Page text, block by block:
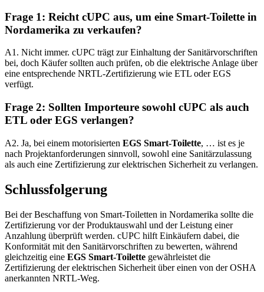
Frage 1: Reicht cUPC aus, um eine Smart-Toilette in
Nordamerika zu verkaufen?
A1. Nicht immer. cUPC trägt zur Einhaltung der Sanitärvorschriften
bei, doch Käufer sollten auch prüfen, ob die elektrische Anlage über
eine entsprechende NRTL-Zertifizierung wie ETL oder EGS
verfügt.
Frage 2: Sollten Importeure sowohl cUPC als auch
ETL oder EGS verlangen?
A2. Ja, bei einem motorisierten EGS Smart-Toilette, … ist es je
nach Projektanforderungen sinnvoll, sowohl eine Sanitärzulassung
als auch eine Zertifizierung zur elektrischen Sicherheit zu verlangen.
Schlussfolgerung
Bei der Beschaffung von Smart-Toiletten in Nordamerika sollte die
Zertifizierung vor der Produktauswahl und der Leistung einer
Anzahlung überprüft werden. cUPC hilft Einkäufern dabei, die
Konformität mit den Sanitärvorschriften zu bewerten, während
gleichzeitig eine EGS Smart-Toilette gewährleistet die
Zertifizierung der elektrischen Sicherheit über einen von der OSHA
anerkannten NRTL-Weg.